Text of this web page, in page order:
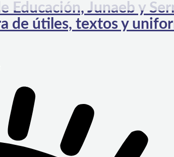
Educación, Junaeb y
de útiles, textos y